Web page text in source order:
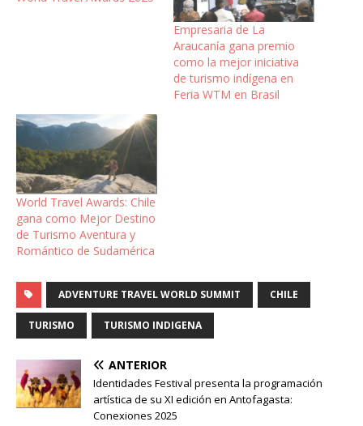
Empresaria de La
Araucanía gana premio
como la mejor iniciativa
de turismo indígena en
Feria WTM en Brasil
World Travel Awards: Chile
gana como Mejor Destino
de Turismo Aventura y
Romántico de Sudamérica
ADVENTURE TRAVEL WORLD SUMMIT CHILE
TURISMO TURISMO INDIGENA
ANTERIOR
Identidades Festival presenta la programación
artística de su XI edición en Antofagasta:
Conexiones 2025